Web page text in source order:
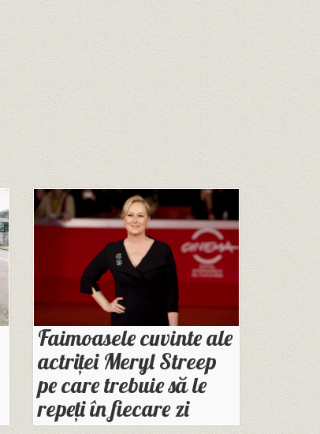
Faimoasele cuvinte ale
actriței Meryl Streep
pe care trebuie să le
repeți în fiecare zi